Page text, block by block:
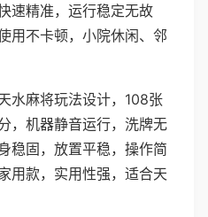
速精准，运行稳定无故
用不卡顿，小院休闲、邻
水麻将玩法设计，108张
，机器静音运行，洗牌无
稳固，放置平稳，操作简
用款，实用性强，适合天